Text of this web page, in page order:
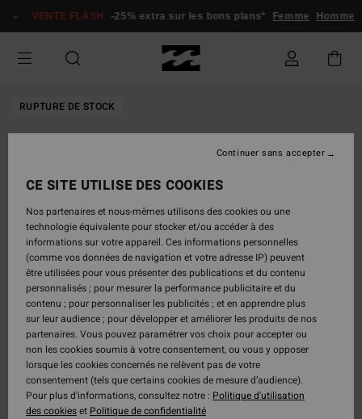
VENTE FLASH -25% extra sur les bons plans* Femme Homme
RUPTURE DE STOCK
CE SITE UTILISE DES COOKIES
Nos partenaires et nous-mêmes utilisons des cookies ou une
technologie équivalente pour stocker et/ou accéder à des
informations sur votre appareil. Ces informations personnelles
(comme vos données de navigation et votre adresse IP) peuvent
être utilisées pour vous présenter des publications et du contenu
personnalisés ; pour mesurer la performance publicitaire et du
contenu ; pour personnaliser les publicités ; et en apprendre plus
sur leur audience ; pour développer et améliorer les produits de nos
partenaires. Vous pouvez paramétrer vos choix pour accepter ou
non les cookies soumis à votre consentement, ou vous y opposer
lorsque les cookies concernés ne relèvent pas de votre
consentement (tels que certains cookies de mesure d’audience).
Pour plus d'informations, consultez notre : Politique d'utilisation
des cookieset Politique de confidentialité
Continuer sans accepter